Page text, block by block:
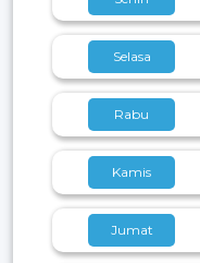
Selasa
Rabu
Kamis
Jumat